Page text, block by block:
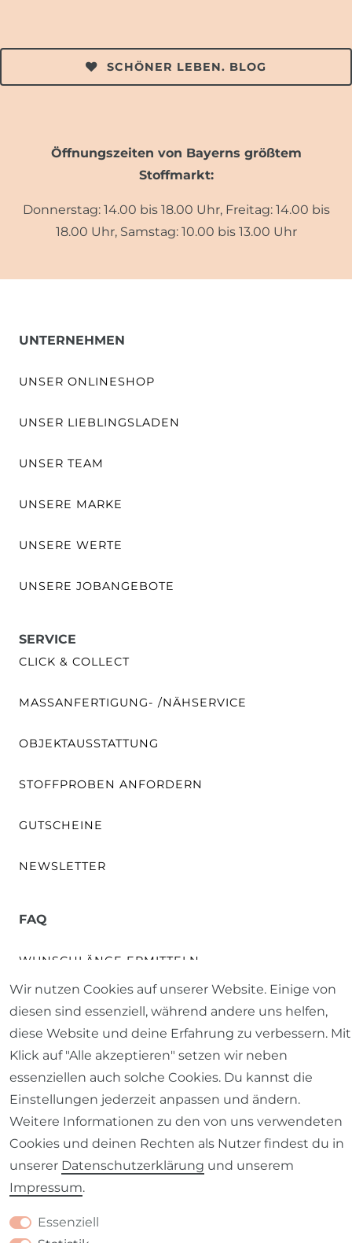
SCHÖNER LEBEN. BLOG
Öffnungszeiten von Bayerns größtem
Stoffmarkt:
Donnerstag: 14.00 bis 18.00 Uhr, Freitag: 14.00 bis
18.00 Uhr, Samstag: 10.00 bis 13.00 Uhr
UNTERNEHMEN
UNSER ONLINESHOP
UNSER LIEBLINGSLADEN
UNSER TEAM
UNSERE MARKE
UNSERE WERTE
UNSERE JOBANGEBOTE
SERVICE
CLICK & COLLECT
MASSANFERTIGUNG- /NÄHSERVICE
OBJEKTAUSSTATTUNG
STOFFPROBEN ANFORDERN
GUTSCHEINE
NEWSLETTER
FAQ
WUNSCHLÄNGE ERMITTELN
PFLEGE- & WASCHANLEITUNG
SCHÖNER LEBEN. RATGEBER
STOFF-LEXIKON
GARDINENRATGEBER
Wir nutzen Cookies auf unserer Website. Einige von
diesen sind essenziell, während andere uns helfen,
diese Website und deine Erfahrung zu verbessern. Mit
Klick auf "Alle akzeptieren" setzen wir neben
essenziellen auch solche Cookies. Du kannst die
Einstellungen jederzeit anpassen und ändern.
Weitere Informationen zu den von uns verwendeten
Cookies und deinen Rechten als Nutzer findest du in
unserer Daten­schutz­erklärung und unserem
Impressum.
Essenziell